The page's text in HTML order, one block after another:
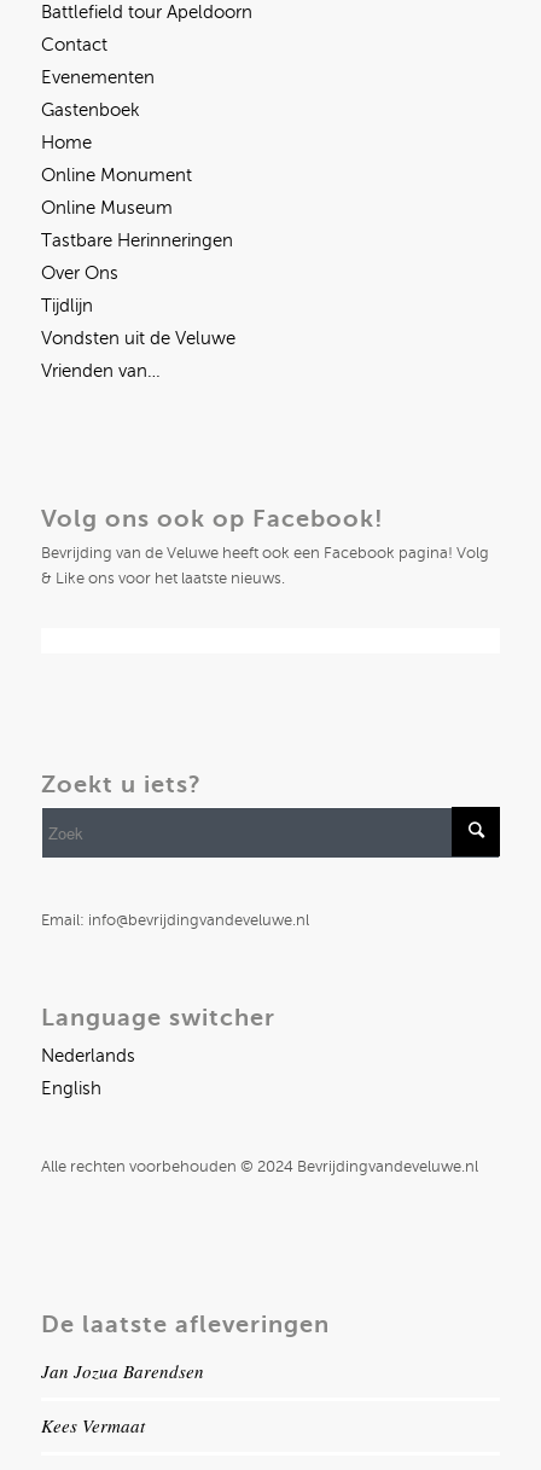
Battlefield tour Apeldoorn
Contact
Evenementen
Gastenboek
Home
Online Monument
Online Museum
Tastbare Herinneringen
Over Ons
Tijdlijn
Vondsten uit de Veluwe
Vrienden van…
Volg ons ook op Facebook!
Bevrijding van de Veluwe heeft ook een Facebook pagina! Volg
& Like ons voor het laatste nieuws.
Zoekt u iets?
Email: info@bevrijdingvandeveluwe.nl
Language switcher
Nederlands
English
Alle rechten voorbehouden © 2024 Bevrijdingvandeveluwe.nl
De laatste afleveringen
Jan Jozua Barendsen
Kees Vermaat